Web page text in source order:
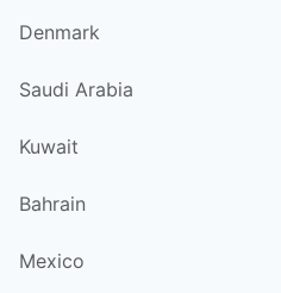
Denmark
Saudi Arabia
Kuwait
Bahrain
Mexico